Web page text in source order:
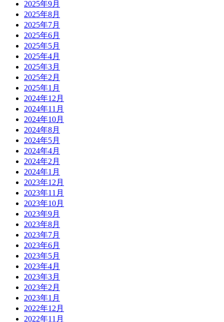
2025年9月
2025年8月
2025年7月
2025年6月
2025年5月
2025年4月
2025年3月
2025年2月
2025年1月
2024年12月
2024年11月
2024年10月
2024年8月
2024年5月
2024年4月
2024年2月
2024年1月
2023年12月
2023年11月
2023年10月
2023年9月
2023年8月
2023年7月
2023年6月
2023年5月
2023年4月
2023年3月
2023年2月
2023年1月
2022年12月
2022年11月